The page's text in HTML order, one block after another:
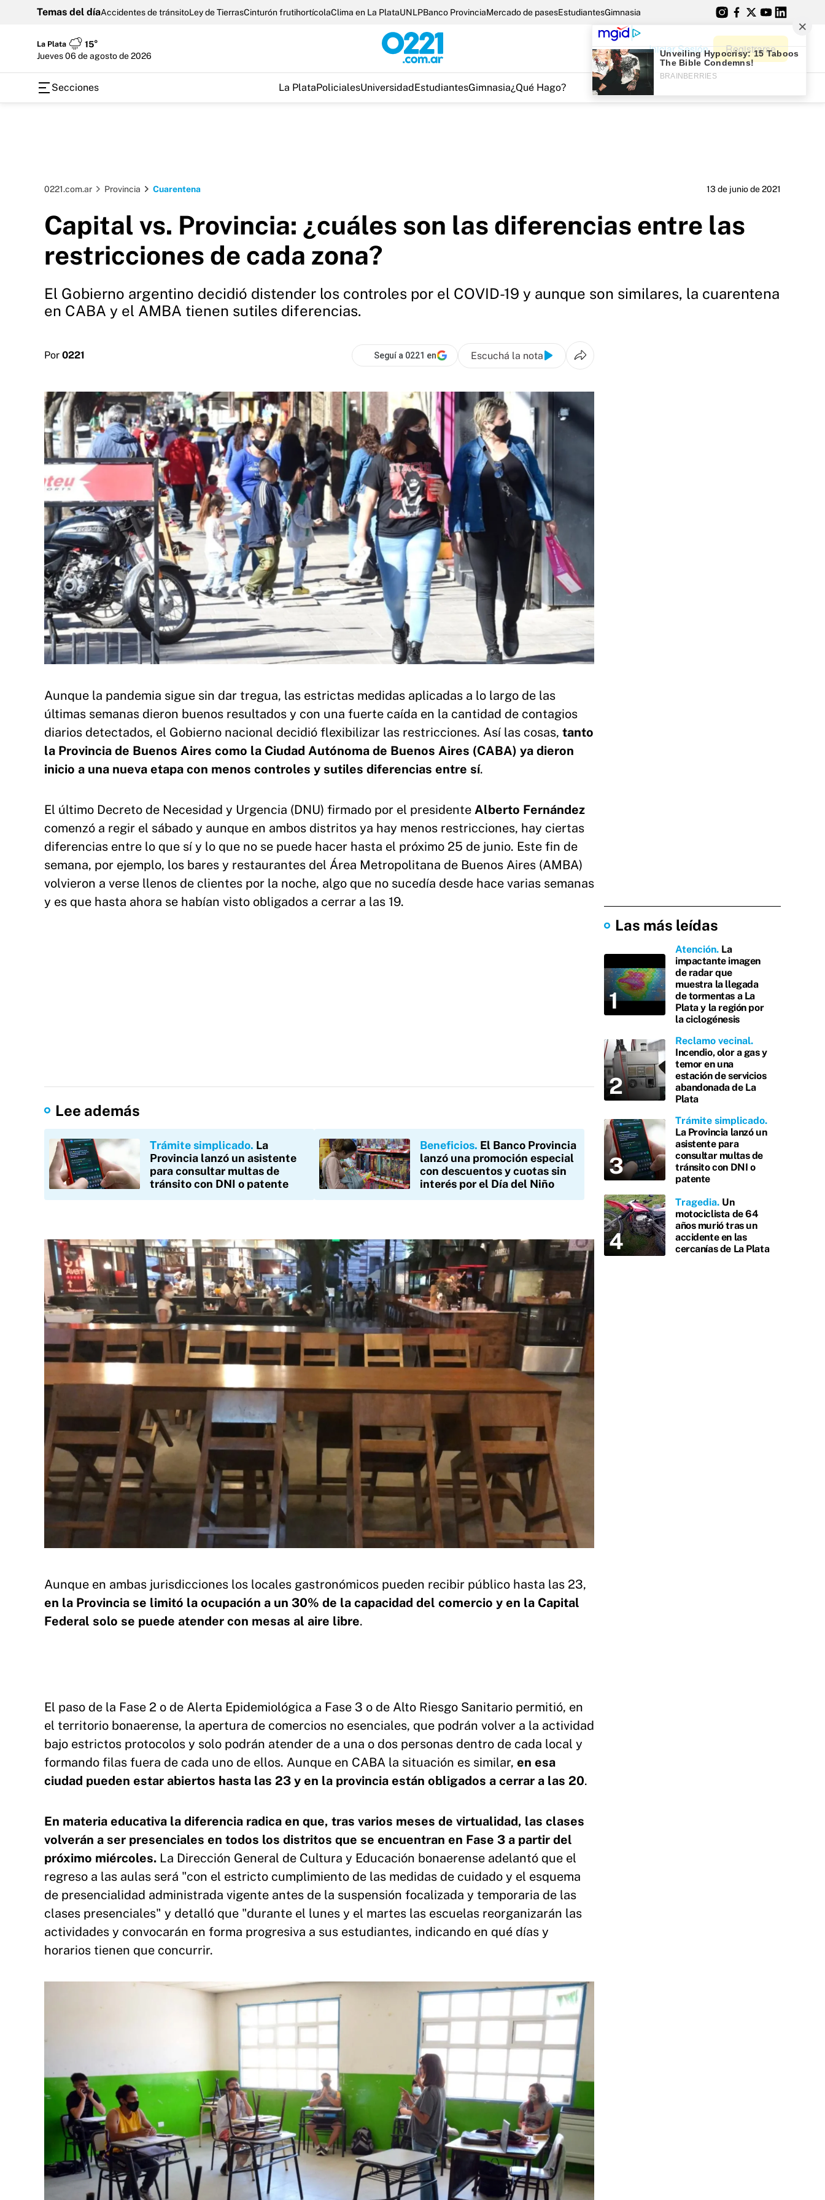
Temas del díaAccidentes de tránsitoLey de TierrasCinturón frutihortícolaClima en La PlataUNLPBanco ProvinciaMercado de pasesEstudiantesGimnasia
La Plata
15°
jueves 06 de agosto de 2026
Iniciar Sesión Registrarse
Secciones La PlataPolicialesUniversidadEstudiantesGimnasia¿Qué Hago?
0221.com.ar Provincia Cuarentena 13 de junio de 2021
Capital vs. Provincia: ¿cuáles son las diferencias entre las
restricciones de cada zona?
El Gobierno argentino decidió distender los controles por el COVID-19 y aunque son similares, la cuarentena
en CABA y el AMBA tienen sutiles diferencias.
Por 0221 Seguí a 0221 en Escuchá la nota
Aunque la pandemia sigue sin dar tregua, las estrictas medidas aplicadas a lo largo de las
últimas semanas dieron buenos resultados y con una fuerte caída en la cantidad de contagios
diarios detectados, el Gobierno nacional decidió flexibilizar las restricciones. Así las cosas, tanto
la Provincia de Buenos Aires como la Ciudad Autónoma de Buenos Aires (CABA) ya dieron
inicio a una nueva etapa con menos controles y sutiles diferencias entre sí.
El último Decreto de Necesidad y Urgencia (DNU) firmado por el presidente Alberto Fernández
comenzó a regir el sábado y aunque en ambos distritos ya hay menos restricciones, hay ciertas
diferencias entre lo que sí y lo que no se puede hacer hasta el próximo 25 de junio. Este fin de
semana, por ejemplo, los bares y restaurantes del Área Metropolitana de Buenos Aires (AMBA)
volvieron a verse llenos de clientes por la noche, algo que no sucedía desde hace varias semanas
y es que hasta ahora se habían visto obligados a cerrar a las 19.
Lee además
Trámite simplicado La
Provincia lanzó un asistente
para consultar multas de
tránsito con DNI o patente
Beneficios El Banco Provincia
lanzó una promoción especial
con descuentos y cuotas sin
interés por el Día del Niño
Aunque en ambas jurisdicciones los locales gastronómicos pueden recibir público hasta las 23,
en la Provincia se limitó la ocupación a un 30% de la capacidad del comercio y en la Capital
Federal solo se puede atender con mesas al aire libre.
El paso de la Fase 2 o de Alerta Epidemiológica a Fase 3 o de Alto Riesgo Sanitario permitió, en
el territorio bonaerense, la apertura de comercios no esenciales, que podrán volver a la actividad
bajo estrictos protocolos y solo podrán atender de a una o dos personas dentro de cada local y
formando filas fuera de cada uno de ellos. Aunque en CABA la situación es similar, en esa
ciudad pueden estar abiertos hasta las 23 y en la provincia están obligados a cerrar a las 20.
En materia educativa la diferencia radica en que, tras varios meses de virtualidad, las clases
volverán a ser presenciales en todos los distritos que se encuentran en Fase 3 a partir del
próximo miércoles. La Dirección General de Cultura y Educación bonaerense adelantó que el
regreso a las aulas será "con el estricto cumplimiento de las medidas de cuidado y el esquema
de presencialidad administrada vigente antes de la suspensión focalizada y temporaria de las
clases presenciales" y detalló que "durante el lunes y el martes las escuelas reorganizarán las
actividades y convocarán en forma progresiva a sus estudiantes, indicando en qué días y
horarios tienen que concurrir.
Las más leídas
Atención La
impactante imagen
de radar que
muestra la llegada
de tormentas a La
Plata y la región por
la ciclogénesis
Reclamo vecinal
Incendio, olor a gas y
temor en una
estación de servicios
abandonada de La
Plata
Trámite simplicado
La Provincia lanzó un
asistente para
consultar multas de
tránsito con DNI o
patente
Tragedia Un
motociclista de 64
años murió tras un
accidente en las
cercanías de La Plata